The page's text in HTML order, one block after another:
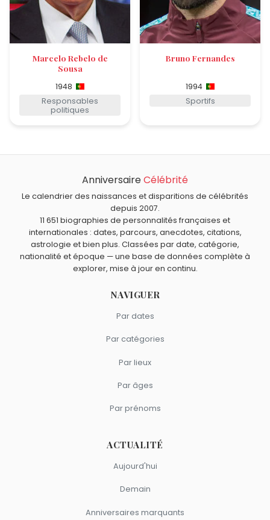
Marcelo Rebelo de
Sousa
1948
Responsables
politiques
Bruno Fernandes
1994
Sportifs
AnniversaireCélébrité
Le calendrier des naissances et disparitions de célébrités
depuis 2007.
11 651 biographies de personnalités françaises et
internationales : dates, parcours, anecdotes, citations,
astrologie et bien plus. Classées par date, catégorie,
nationalité et époque — une base de données complète à
explorer, mise à jour en continu.
NAVIGUER
Par dates
Par catégories
Par lieux
Par âges
Par prénoms
ACTUALITÉ
Aujourd'hui
Demain
Anniversaires marquants